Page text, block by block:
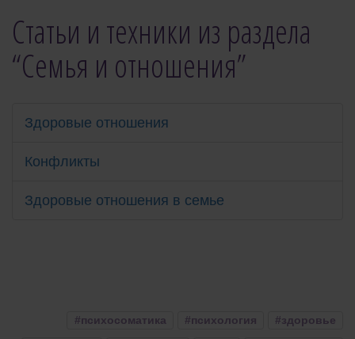
Статьи и техники из раздела
“Семья и отношения”
Здоровые отношения
Конфликты
Здоровые отношения в семье
#здоровье
#психология
#психосоматика